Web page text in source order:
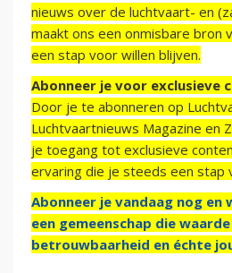
nieuws over de luchtvaart- en
maakt ons een onmisbare bron
een stap voor willen blijven.
Abonneer je voor exclusieve
Door je te abonneren op
Luchtvaartnieuws Magazine en
je toegang tot exclusieve
ervaring die je steeds een stap
Abonneer je vandaag nog en
een gemeenschap die
betrouwbaarheid en échte